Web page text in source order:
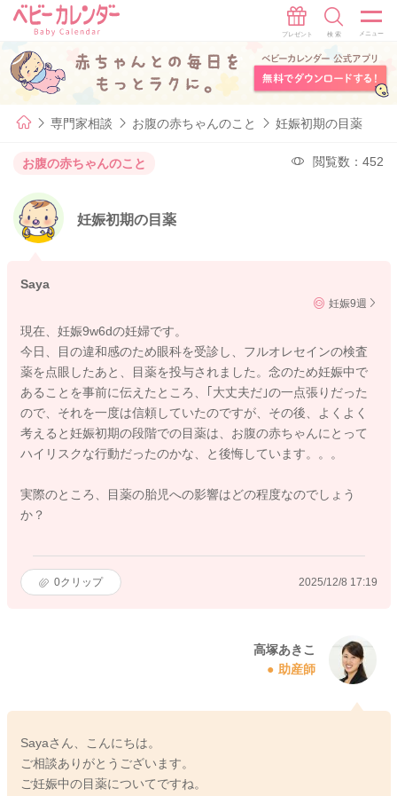
専門家相談 お腹の赤ちゃんのこと 妊娠初期の目薬
お腹の赤ちゃんのこと 閲覧数：452
妊娠初期の目薬
Saya
妊娠9週
現在、妊娠9w6dの妊婦です。
今日、目の違和感のため眼科を受診し、フルオレセインの検査
薬を点眼したあと、目薬を投与されました。念のため妊娠中で
あることを事前に伝えたところ、｢大丈夫だ｣の一点張りだった
ので、それを一度は信頼していたのですが、その後、よくよく
考えると妊娠初期の段階での目薬は、お腹の赤ちゃんにとって
ハイリスクな行動だったのかな、と後悔しています。。。
実際のところ、目薬の胎児への影響はどの程度なのでしょう
か？
0クリップ 2025/12/8 17:19
高塚あきこ
助産師
Sayaさん、こんにちは。
ご相談ありがとうございます。
ご妊娠中の目薬についてですね。